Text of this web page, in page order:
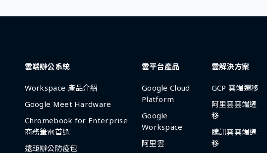
雲端辦公系統
Workspace 產品介紹
Google Meet Hardware
Chromebook for Enterprise
商務筆電首選
遠距辦公防疫包
雲平台產品
Google Cloud
Platform
Google
Workspace
阿里雲
雲解決方案
GCP 雲端遷移
阿里雲雲端遷
移
騰訊雲雲端遷
移